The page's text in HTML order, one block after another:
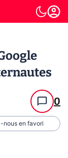
0
nous en favori